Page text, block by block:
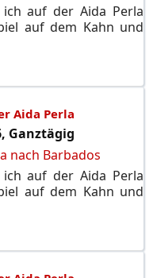
auf der Aida Perla
auf dem Kahn und
Aida Perla
Ganztägig
nach Barbados
auf der Aida Perla
auf dem Kahn und